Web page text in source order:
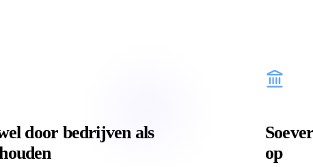
door bedrijven als
op